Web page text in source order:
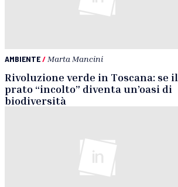
AMBIENTE/ Marta Mancini
Rivoluzione verde in Toscana: se il
prato “incolto” diventa un’oasi di
biodiversità